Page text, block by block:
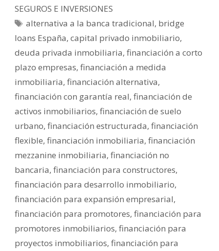
SEGUROS E INVERSIONES
alternativa a la banca tradicional, bridge
loans España, capital privado inmobiliario,
deuda privada inmobiliaria, financiación a corto
plazo empresas, financiación a medida
inmobiliaria, financiación alternativa,
financiación con garantía real, financiación de
activos inmobiliarios, financiación de suelo
urbano, financiación estructurada, financiación
flexible, financiación inmobiliaria, financiación
mezzanine inmobiliaria, financiación no
bancaria, financiación para constructores,
financiación para desarrollo inmobiliario,
financiación para expansión empresarial,
financiación para promotores, financiación para
promotores inmobiliarios, financiación para
proyectos inmobiliarios, financiación para